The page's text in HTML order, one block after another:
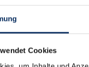
Cookies